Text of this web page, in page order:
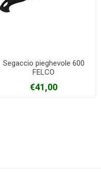
Segaccio pieghevole 600
FELCO
€41,00